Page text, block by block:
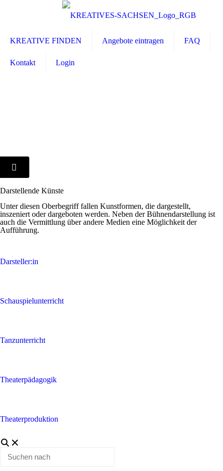
KREATIVE FINDEN Angebote eintragen FAQ
Kontakt Login
Darstellende Künste
Unter diesen Oberbegriff fallen Kunstformen, die dargestellt,
inszeniert oder dargeboten werden. Neben der Bühnendarstellung ist
auch die Vermittlung über andere Medien eine Möglichkeit der
Aufführung.
Darsteller:in
Schauspielunterricht
Tanzunterricht
Theaterpädagogik
Theaterproduktion
Suchen